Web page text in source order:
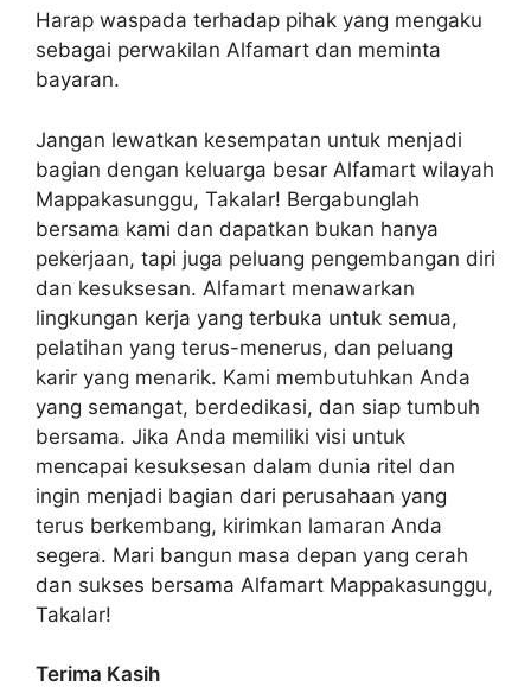
Harap waspada terhadap pihak yang mengaku
sebagai perwakilan Alfamart dan meminta
bayaran.
Jangan lewatkan kesempatan untuk menjadi
bagian dengan keluarga besar Alfamart wilayah
Mappakasunggu, Takalar! Bergabunglah
bersama kami dan dapatkan bukan hanya
pekerjaan, tapi juga peluang pengembangan diri
dan kesuksesan. Alfamart menawarkan
lingkungan kerja yang terbuka untuk semua,
pelatihan yang terus-menerus, dan peluang
karir yang menarik. Kami membutuhkan Anda
yang semangat, berdedikasi, dan siap tumbuh
bersama. Jika Anda memiliki visi untuk
mencapai kesuksesan dalam dunia ritel dan
ingin menjadi bagian dari perusahaan yang
terus berkembang, kirimkan lamaran Anda
segera. Mari bangun masa depan yang cerah
dan sukses bersama Alfamart Mappakasunggu,
Takalar!
Terima Kasih